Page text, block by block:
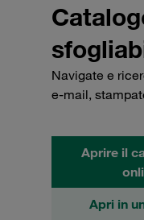
Navigate e
e-mail,
Aprire il
Apri in